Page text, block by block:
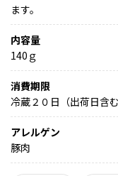
ます。
内容量
140ｇ
消費期限
冷蔵２０日（出荷日含む
アレルゲン
豚肉